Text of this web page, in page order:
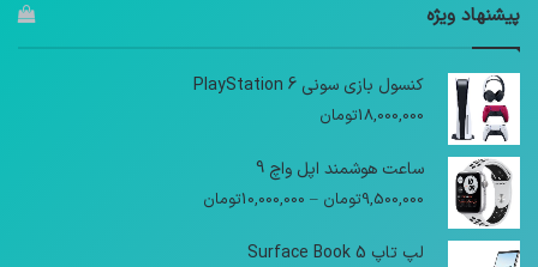
پیشنهاد ویژه
کنسول بازی سونی PlayStation 6
18,000,000تومان
ساعت هوشمند اپل واچ 9
9,500,000تومان –
10,000,000تومان
لپ تاپ Surface Book 5